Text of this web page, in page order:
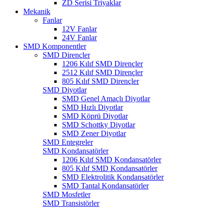
ZD Serisi Triyaklar
Mekanik
Fanlar
12V Fanlar
24V Fanlar
SMD Komponentler
SMD Dirençler
1206 Kılıf SMD Dirençler
2512 Kılıf SMD Dirençler
805 Kılıf SMD Dirençler
SMD Diyotlar
SMD Genel Amaçlı Diyotlar
SMD Hızlı Diyotlar
SMD Köprü Diyotlar
SMD Schottky Diyotlar
SMD Zener Diyotlar
SMD Entegreler
SMD Kondansatörler
1206 Kılıf SMD Kondansatörler
805 Kılıf SMD Kondansatörler
SMD Elektrolitik Kondansatörler
SMD Tantal Kondansatörler
SMD Mosfetler
SMD Transistörler